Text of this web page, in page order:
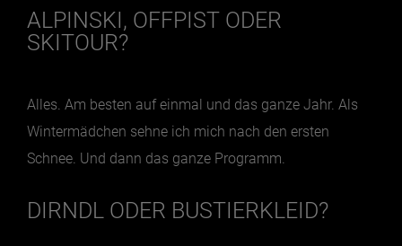
ALPINSKI, OFFPIST ODER
SKITOUR?
Alles. Am besten auf einmal und das ganze Jahr. Als
Wintermädchen sehne ich mich nach den ersten
Schnee. Und dann das ganze Programm.
DIRNDL ODER BUSTIERKLEID?